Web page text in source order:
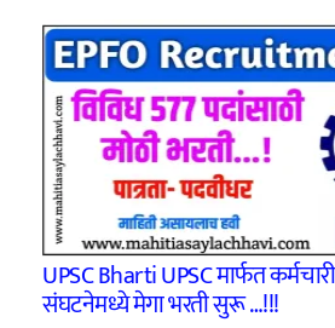
UPSC Bharti UPSC मार्फत
संघटनेमध्ये मेगा भरती सुरू …!!!